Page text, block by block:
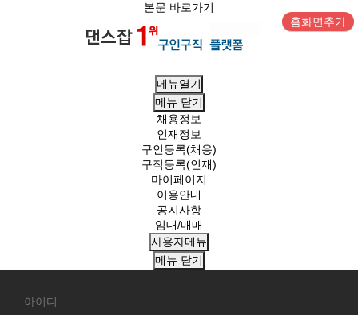
본문 바로가기
홈화면추가
메뉴열기
메뉴 닫기
채용정보
인재정보
구인등록(채용)
구직등록(인재)
마이페이지
이용안내
공지사항
임대/매매
사용자메뉴
메뉴 닫기
원